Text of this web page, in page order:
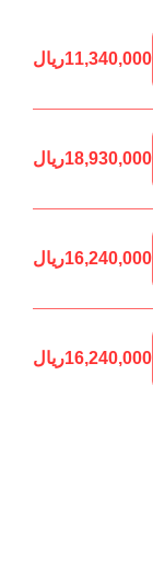
11,340,000ریال
18,930,000ریال
16,240,000ریال
16,240,000ریال